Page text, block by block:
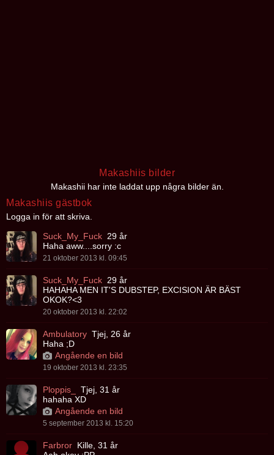
Makashiis bilder
Makashii har inte laddat upp några bilder än.
Makashiis gästbok
Logga in för att skriva.
Suck_My_Fuck 29 år
Haha aww....sorry :c
21 oktober 2013 kl. 09:45
Suck_My_Fuck 29 år
HAHAHA MEN IT'S DUBSTEP, EXCISION ÄR BÄST
OKOK?<3
20 oktober 2013 kl. 22:02
Ambulatory Tjej, 26 år
Haha ;D
Angående en bild
19 oktober 2013 kl. 23:35
Ploppis_
Tjej, 31 år
hahaha XD
Angående en bild
5 september 2013 kl. 15:20
Farbror Kille, 31 år